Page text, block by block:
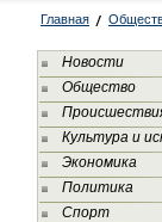
Главная
Новости
Общество
Культура и
Экономика
Политика
Спорт